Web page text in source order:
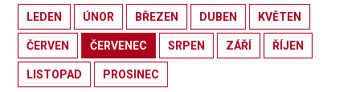
LEDEN ÚNOR BŘEZEN DUBEN KVĚTEN
ČERVEN ČERVENEC SRPEN ZÁŘÍ ŘÍJEN
LISTOPAD PROSINEC